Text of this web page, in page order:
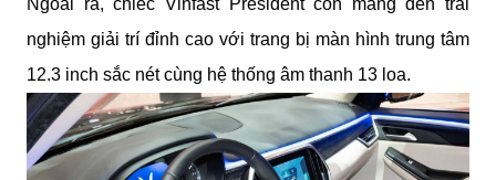
nghiệm giải trí đỉnh cao với trang bị màn hình trung tâm
12.3 inch sắc nét cùng hệ thống âm thanh 13 loa.